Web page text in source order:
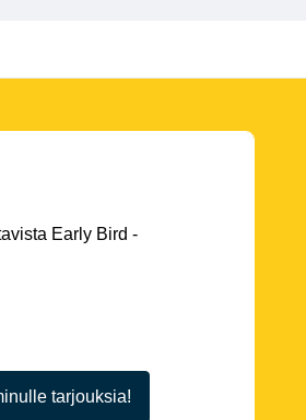
Early Bird -
tarjouksia!